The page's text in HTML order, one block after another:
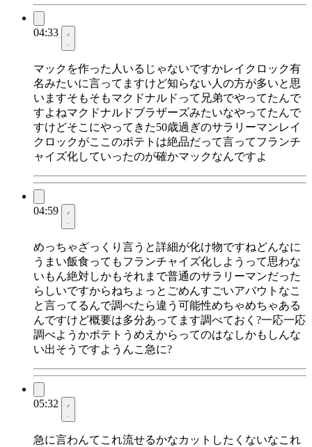
04:33
マックを作った人いるじゃないですかレイクロック有
名みたいに言ってますけど知らない人の方が多いと思
いますそもそもマクドナルドって兄弟でやってたんで
すよねマクドナルドブラザーズみたいなやってたんで
すけどそこにやってきた50歳過ぎのサラリーマンレイ
クロックがここのポテトは絶品だって言ってフランチ
ャイズ化していったのが確かマックなんですよ
04:59
めっちゃざっくり言うと詳細が化け物ですねどんなに
うまい飯食ってもフランチャイズ化しようって思わな
いもん絶対しかもそれまで普通のサラリーマンだった
らしいですからねちょっとごめんすごいアバウトなこ
と言ってるんで調べたら違う可能性めちゃめちゃある
んですけど概要は多分あってます調べておく?一応一応
調べようかポテトうめえからってのはなしかもしんな
い出そうですようんこ急に?
05:32
急に言わんてこれ流せるかなカットしたくないなこれ